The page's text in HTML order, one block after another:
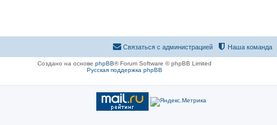
Наша команда
Связаться с администрацией
Создано на основе phpBB® Forum Software © phpBB Limited
Русская поддержка phpBB